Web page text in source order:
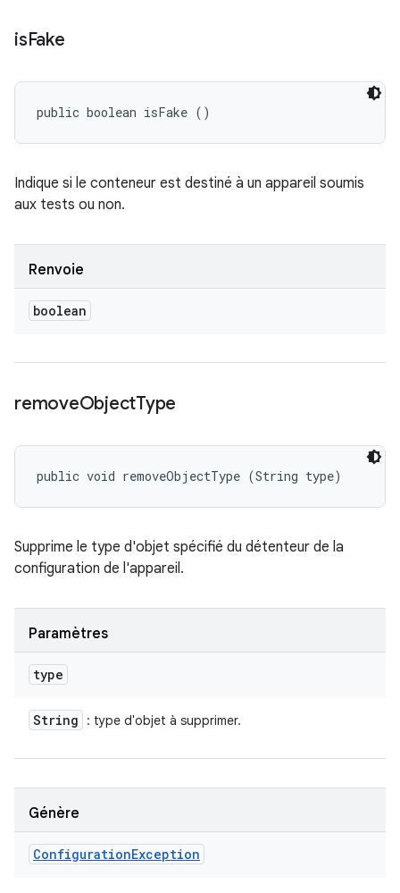
isFake
public boolean isFake ()
Indique si le conteneur est destiné à un appareil soumis
aux tests ou non.
Renvoie
boolean
removeObjectType
public void removeObjectType (String type)
Supprime le type d'objet spécifié du détenteur de la
configuration de l'appareil.
Paramètres
type
String : type d'objet à supprimer.
Génère
ConfigurationException